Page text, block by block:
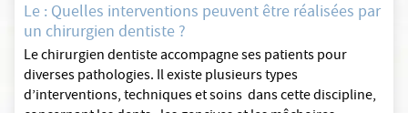
Le : Quelles interventions peuvent être réalisées par
un chirurgien dentiste ?
Le chirurgien dentiste accompagne ses patients pour
diverses pathologies. Il existe plusieurs types
d’interventions, techniques et soins dans cette discipline,